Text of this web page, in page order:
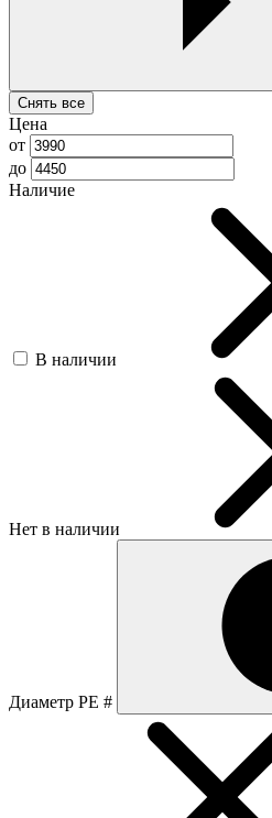
Снять все
Цена
от
до
Наличие
В наличии
Нет в наличии
Диаметр PE #